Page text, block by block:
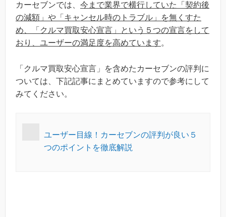
カーセブンでは、 今まで業界で横行していた「契約後
の減額」や「キャンセル時のトラブル」を無くすた
め、「クルマ買取安心宣言」という５つの宣言をして
おり、ユーザーの満足度を高めています。
「クルマ買取安心宣言」を含めたカーセブンの評判に
ついては、下記記事にまとめていますので参考にして
みてください。
ユーザー目線！カーセブンの評判が良い５
つのポイントを徹底解説